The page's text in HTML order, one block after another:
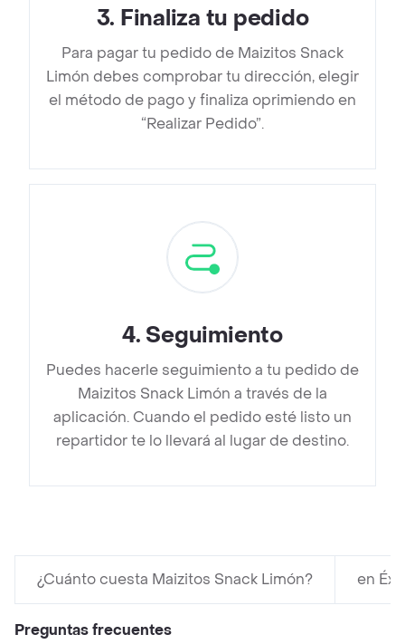
3. Finaliza tu pedido
Para pagar tu pedido de Maizitos Snack
Limón debes comprobar tu dirección, elegir
el método de pago y finaliza oprimiendo en
“Realizar Pedido”.
4. Seguimiento
Puedes hacerle seguimiento a tu pedido de
Maizitos Snack Limón a través de la
aplicación. Cuando el pedido esté listo un
repartidor te lo llevará al lugar de destino.
¿Cuánto cuesta Maizitos Snack Limón? en
Preguntas frecuentes